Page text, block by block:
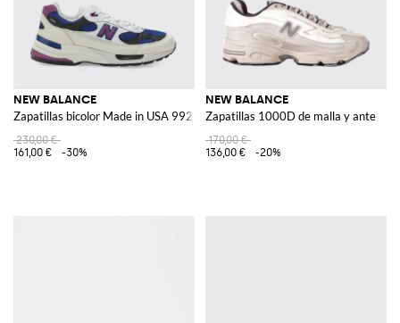
NEW BALANCE
Zapatillas bicolor Made in USA 992 de piel lisa y malla
230,00 €
161,00 €
-30%
NEW BALANCE
Zapatillas 1000D de malla y ante
170,00 €
136,00 €
-20%